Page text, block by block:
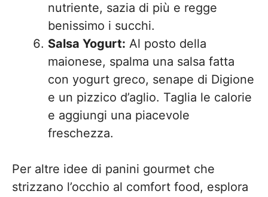
nutriente, sazia di più e regge
benissimo i succhi.
Salsa Yogurt: Al posto della
maionese, spalma una salsa fatta
con yogurt greco, senape di Digione
e un pizzico d’aglio. Taglia le calorie
e aggiungi una piacevole
freschezza.
Per altre idee di panini gourmet che
strizzano l’occhio al comfort food, esplora